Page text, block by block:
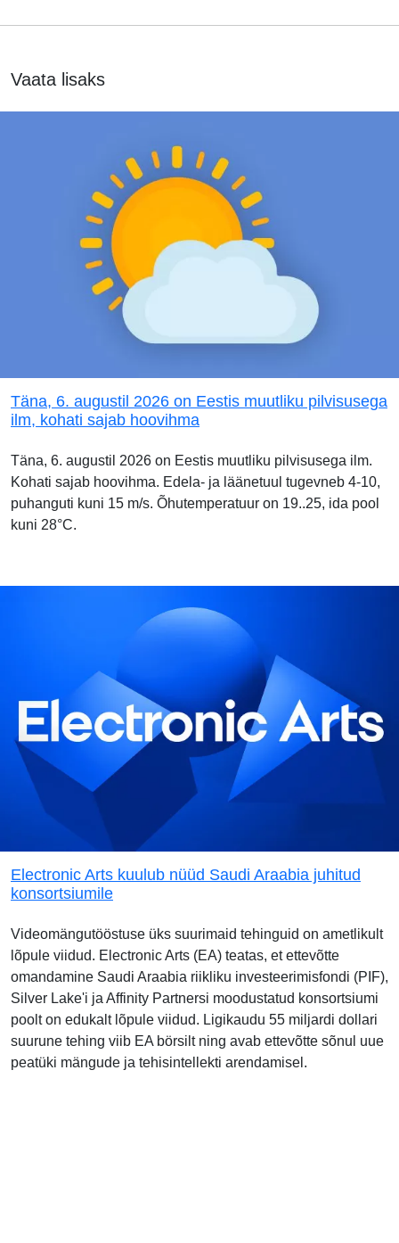
Vaata lisaks
Täna, 6. augustil 2026 on Eestis muutliku pilvisusega
ilm, kohati sajab hoovihma
Täna, 6. augustil 2026 on Eestis muutliku pilvisusega ilm.
Kohati sajab hoovihma. Edela- ja läänetuul tugevneb 4-10,
puhanguti kuni 15 m/s. Õhutemperatuur on 19..25, ida pool
kuni 28°C.
Electronic Arts kuulub nüüd Saudi Araabia juhitud
konsortsiumile
Videomängutööstuse üks suurimaid tehinguid on ametlikult
lõpule viidud. Electronic Arts (EA) teatas, et ettevõtte
omandamine Saudi Araabia riikliku investeerimisfondi (PIF),
Silver Lake'i ja Affinity Partnersi moodustatud konsortsiumi
poolt on edukalt lõpule viidud. Ligikaudu 55 miljardi dollari
suurune tehing viib EA börsilt ning avab ettevõtte sõnul uue
peatüki mängude ja tehisintellekti arendamisel.